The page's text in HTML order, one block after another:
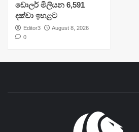
ඩොලර් මිලියන 6,591
දක්වා ඉහළට
Editor3
August 8, 2026
0